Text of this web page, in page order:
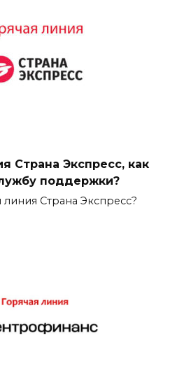
Страна Экспресс, как
поддержки?
линия Страна Экспресс?